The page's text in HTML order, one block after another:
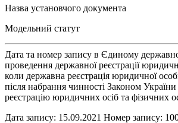
Назва установчого документа
Модельний статут
Дата та номер запису в Єдиному
проведення державної реєстрації
коли державна реєстрація юридичної
після набрання чинності Законом
реєстрацію юридичних осіб та фізичних
Дата запису: 15.09.2021 Номер запису: